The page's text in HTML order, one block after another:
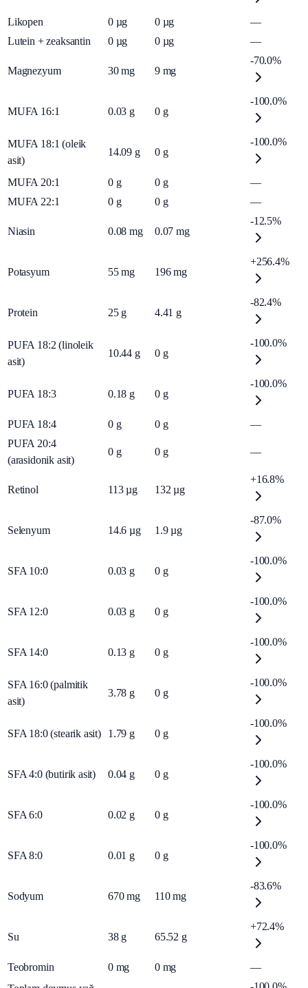
Likopen 0 µg 0 µg
—
Lutein + zeaksantin
0 µg 0 µg —
Magnezyum 30 mg 9 mg
-70.0%
MUFA 16:1 0.03 g 0 g
-100.0%
MUFA 18:1 (oleik
asit)
14.09 g 0 g
-100.0%
MUFA 20:1 0 g 0 g
—
MUFA 22:1
0 g 0 g —
Niasin 0.08 mg 0.07 mg
-12.5%
Potasyum 55 mg 196 mg
+256.4%
Protein 25 g 4.41 g
-82.4%
PUFA 18:2 (linoleik
asit)
10.44 g 0 g
-100.0%
PUFA 18:3 0.18 g 0 g
-100.0%
PUFA 18:4 0 g 0 g
—
PUFA 20:4
(arasidonik asit)
0 g 0 g —
Retinol 113 µg 132 µg
+16.8%
Selenyum 14.6 µg 1.9 µg
-87.0%
SFA 10:0 0.03 g 0 g
-100.0%
SFA 12:0 0.03 g 0 g
-100.0%
SFA 14:0 0.13 g 0 g
-100.0%
SFA 16:0 (palmitik
asit)
3.78 g 0 g
-100.0%
SFA 18:0 (stearik asit) 1.79 g 0 g
-100.0%
SFA 4:0 (butirik asit) 0.04 g 0 g
-100.0%
SFA 6:0 0.02 g 0 g
-100.0%
SFA 8:0 0.01 g 0 g
-100.0%
Sodyum 670 mg 110 mg
-83.6%
Su 38 g 65.52 g
+72.4%
Teobromin 0 mg 0 mg
—